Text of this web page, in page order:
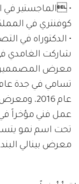
• الماجستير
كوفنتري في
• الدكتوراه في
شاركت الغامدي
عمل فني مؤخراً
تحت اسم نمو
معرض بينالي